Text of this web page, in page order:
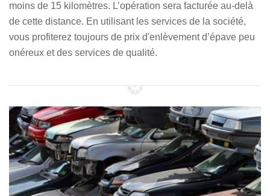
moins de 15 kilomètres. L’opération sera facturée au-delà
de cette distance. En utilisant les services de la société,
vous profiterez toujours de prix d'enlèvement d’épave peu
onéreux et des services de qualité.